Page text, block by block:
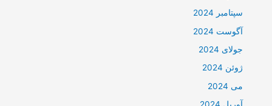
سپتامبر 2024
آگوست 2024
جولای 2024
ژوئن 2024
می 2024